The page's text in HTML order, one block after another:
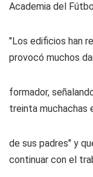
Academia del
"Los edificios han
provocó muchos
formador,
treinta muchachas
de sus padres" y
continuar con el